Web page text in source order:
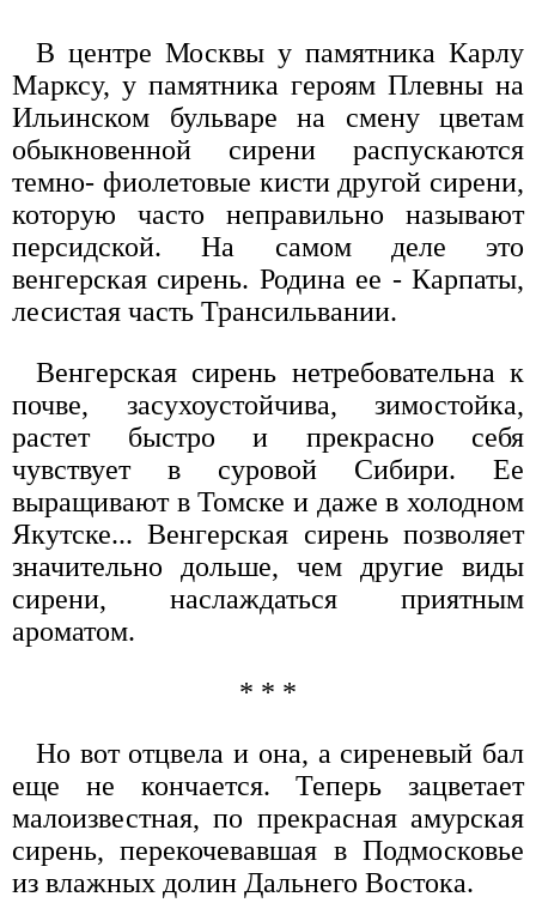
В центре Москвы у памятника Карлу
Марксу, у памятника героям Плевны на
Ильинском бульваре на смену цветам
обыкновенной сирени распускаются
темно- фиолетовые кисти другой сирени,
которую часто неправильно называют
персидской. На самом деле это
венгерская сирень. Родина ее - Карпаты,
лесистая часть Трансильвании.
Венгерская сирень нетребовательна к
почве, засухоустойчива, зимостойка,
растет быстро и прекрасно себя
чувствует в суровой Сибири. Ее
выращивают в Томске и даже в холодном
Якутске... Венгерская сирень позволяет
значительно дольше, чем другие виды
сирени, наслаждаться приятным
ароматом.
* * *
Но вот отцвела и она, а сиреневый бал
еще не кончается. Теперь зацветает
малоизвестная, по прекрасная амурская
сирень, перекочевавшая в Подмосковье
из влажных долин Дальнего Востока.